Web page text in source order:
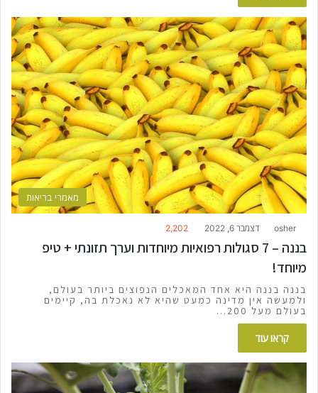
מאמרי בריאות
osher דצמבר 6, 2022 2,202
בננה – 7 סגולות רפואיות מיוחדות וערך תזונתי + טיפ
מיוחד!
בננה בננה היא אחד המאכלים הנפוצים ביותר בעולם,
ולמעשה אין מדינה כמעט שהיא לא נאכלת בה, קיימים
בעולם מעל 200…
קראו עוד